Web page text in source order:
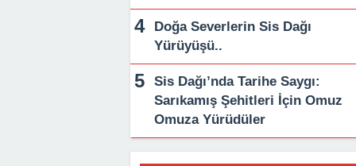
Doğa Severlerin Sis Dağı
Yürüyüşü..
Sis Dağı’nda Tarihe Saygı:
Sarıkamış Şehitleri İçin Omuz
Omuza Yürüdüler